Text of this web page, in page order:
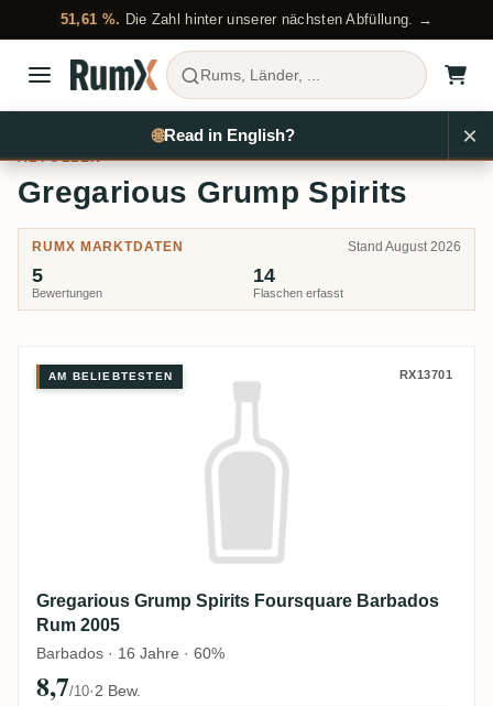
51,61 %. Die Zahl hinter unserer nächsten Abfüllung. →
Rums, Länder, ...
Abfüller Gregarious Grump Spirits
ABFÜLLER
Gregarious Grump Spirits
RUMX MARKTDATEN Stand August 2026
Bewertungen
5
Flaschen erfasst
14
Gregarious Grump Spirits
AM BELIEBTESTEN RX13701
Gregarious Grump Spirits Foursquare Barbados
Rum 2005
Barbados · 16 Jahre · 60%
8,7/10·2 Bew.
🌐Read in English? ×